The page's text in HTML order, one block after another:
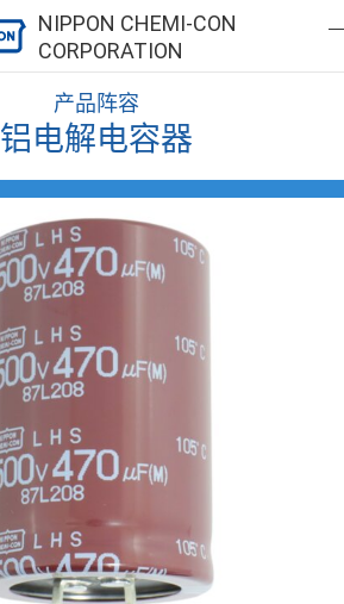
NIPPON CHEMI-CON
CORPORATION
产品阵容
铝电解电容器